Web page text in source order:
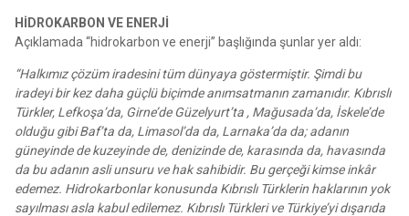
HİDROKARBON VE ENERJİ
Açıklamada “hidrokarbon ve enerji” başlığında şunlar yer aldı:
“Halkımız çözüm iradesini tüm dünyaya göstermiştir. Şimdi bu
iradeyi bir kez daha güçlü biçimde anımsatmanın zamanıdır. Kıbrıslı
Türkler, Lefkoşa’da, Girne’de Güzelyurt’ta , Mağusada’da, İskele’de
olduğu gibi Baf’ta da, Limasol’da da, Larnaka’da da; adanın
güneyinde de kuzeyinde de, denizinde de, karasında da, havasında
da bu adanın asli unsuru ve hak sahibidir. Bu gerçeği kimse inkâr
edemez. Hidrokarbonlar konusunda Kıbrıslı Türklerin haklarının yok
sayılması asla kabul edilemez. Kıbrıslı Türkleri ve Türkiye’yi dışarıda